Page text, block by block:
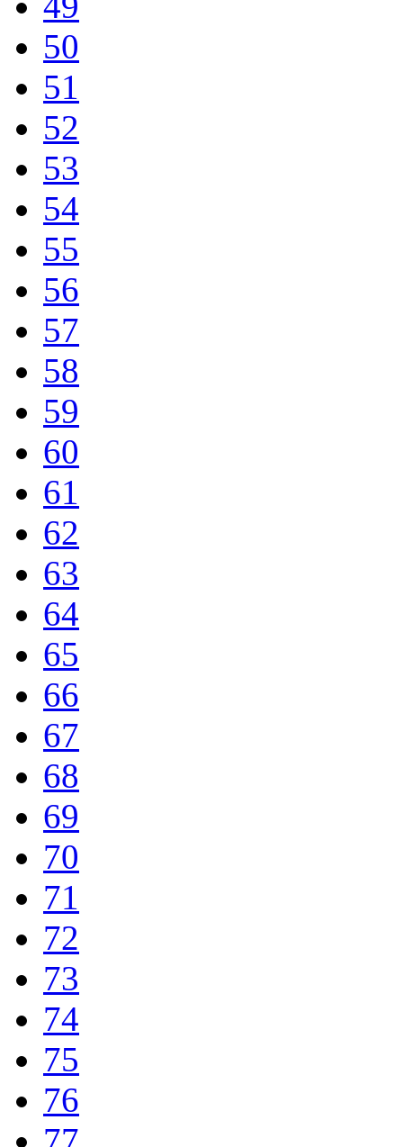
50
51
52
53
54
55
56
57
58
59
60
61
62
63
64
65
66
67
68
69
70
71
72
73
74
75
76